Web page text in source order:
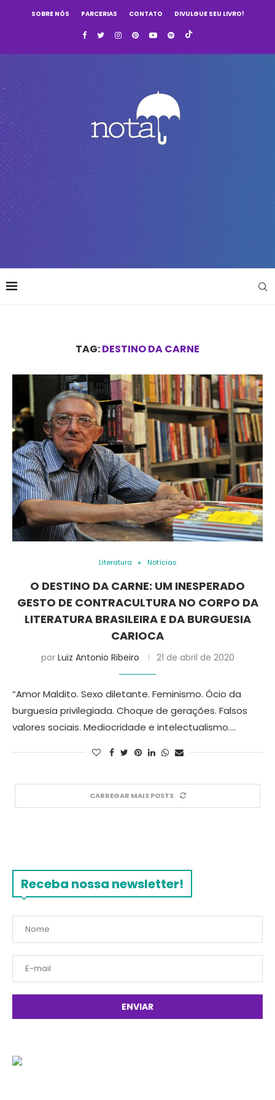
SOBRE NÓS PARCERIAS CONTATO DIVULGUE SEU LIVRO!
TAG:DESTINO DA CARNE
Literatura Notícias
O DESTINO DA CARNE: UM INESPERADO
GESTO DE CONTRACULTURA NO CORPO DA
LITERATURA BRASILEIRA E DA BURGUESIA
CARIOCA
por Luiz Antonio Ribeiro 21 de abril de 2020
“Amor Maldito. Sexo diletante. Feminismo. Ócio da
burguesia privilegiada. Choque de gerações. Falsos
valores sociais. Mediocridade e intelectualismo.…
CARREGAR MAIS POSTS
Receba nossa newsletter!